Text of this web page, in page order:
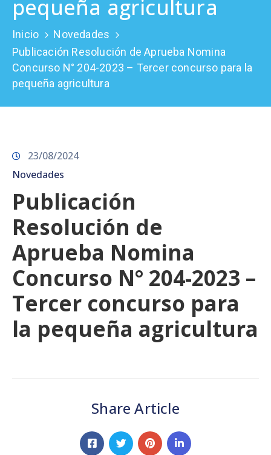
Prensa
pequeña agricultura
Inicio
Novedades
Publicación Resolución de Aprueba Nomina
Concurso N° 204-2023 – Tercer concurso para la
pequeña agricultura
23/08/2024
Novedades
Publicación
Resolución de
Aprueba Nomina
Concurso N° 204-2023 –
Tercer concurso para
la pequeña agricultura
Share Article